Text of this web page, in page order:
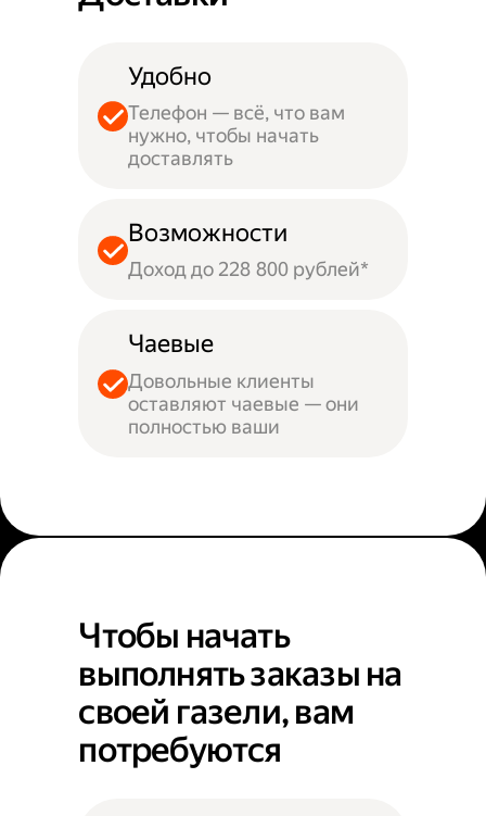
Удобно
Телефон — всё, что вам
нужно, чтобы начать
доставлять
Возможности
Доход до 228 800 рублей*
Чаевые
Довольные клиенты
оставляют чаевые — они
полностью ваши
Чтобы начать
выполнять заказы на
своей газели, вам
потребуются